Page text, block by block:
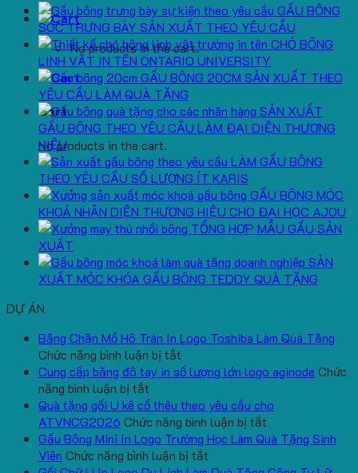
No products in the cart.
Cart
No products in the cart.
GẤU BÔNG
SÓC TRƯNG BÀY SẢN XUẤT THEO YÊU CẦU
CHÓ BÔNG
LINH VẬT IN TÊN ONTARIO UNIVERSITY
GẤU BÔNG 20CM SẢN XUẤT THEO
YÊU CẦU LÀM QUÀ TẶNG
SẢN XUẤT
GẤU BÔNG THEO YÊU CẦU LÀM ĐẠI DIỆN THƯƠNG
HIỆU
LÀM GẤU BÔNG
THEO YÊU CẦU SỐ LƯỢNG ÍT KARIS
GẤU BÔNG MÓC
KHOÁ NHẬN DIỆN THƯƠNG HIỆU CHO ĐẠI HỌC AJOU
TỔNG HỢP MẪU GẤU SẢN
XUẤT
SẢN
XUẤT MÓC KHÓA GẤU BÔNG TEDDY QUÀ TẶNG
DỰ ÁN
Băng Chặn Mồ Hô Trán In Logo Toshiba Làm Quà Tặng
Chức năng bình luận bị tắt
Băng
Mồ
Hô
Trán
In
Cung cấp băng đô tay in số lượng lớn logo aginode Chức
năng bình luận bị tắt
Cung
cấp
băng
đô
Quà tặng gối U kê cổ thêu theo yêu cầu cho
ATVNCG2026 Chức năng bình luận bị tắt
Quà
Gấu Bông Mini In Logo Trường Học Làm Quà Tặng Sinh
Viên Chức năng bình luận bị tắt